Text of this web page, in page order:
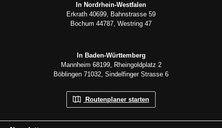
In Nordrhein-Westfalen
Erkrath 40699, Bahnstrasse 59
Bochum 44787, Westring 47
In Baden-Württemberg
Mannheim 68199, Rheingoldplatz 2
Böblingen 71032, Sindelfinger Strasse 6
Routenplaner starten